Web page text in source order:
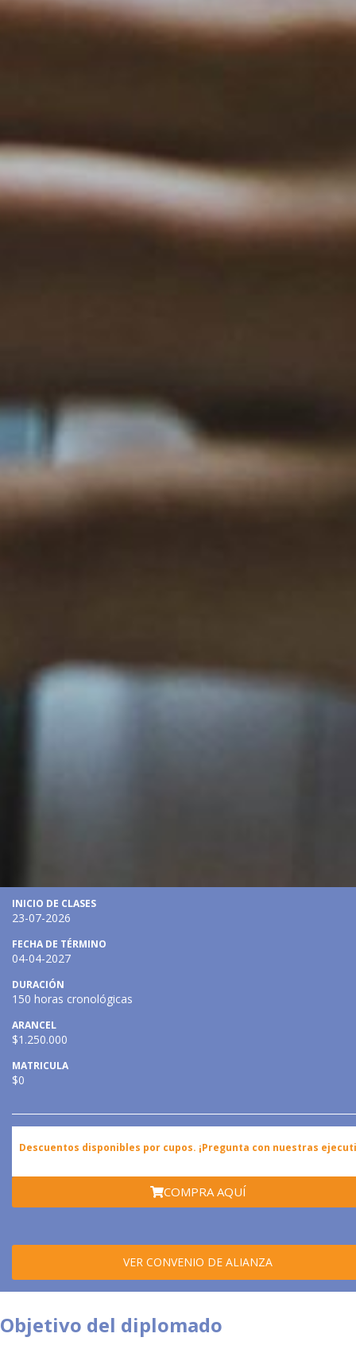
Objetivo del diplomado
INICIO DE CLASES
23-07-2026
FECHA DE TÉRMINO
04-04-2027
DURACIÓN
150 horas cronológicas
ARANCEL
$1.250.000
MATRICULA
$0
Descuentos disponibles por cupos. ¡Pregunta con nuestras
COMPRA AQUÍ
VER CONVENIO DE ALIANZA